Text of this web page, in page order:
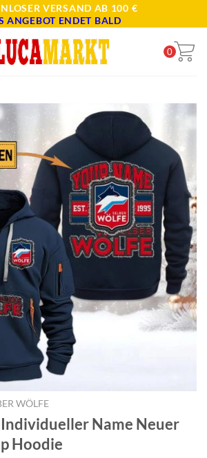
VERSAND AB 100 €
ANGEBOT ENDET BALD
0
WÖLFE
Name Neuer
Hoodie